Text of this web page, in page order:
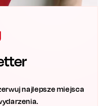
najlepsze miejsca